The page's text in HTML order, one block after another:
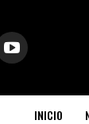
INICIO